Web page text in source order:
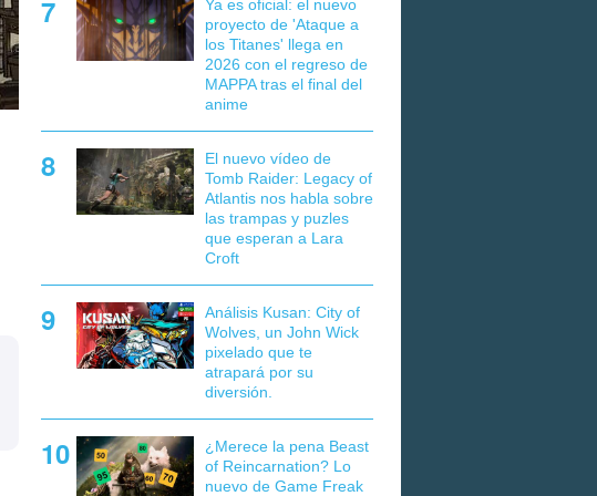
Ya es oficial: el nuevo
proyecto de 'Ataque a
los Titanes' llega en
2026 con el regreso de
MAPPA tras el final del
anime
El nuevo vídeo de
Tomb Raider: Legacy of
Atlantis nos habla sobre
las trampas y puzles
que esperan a Lara
Croft
Análisis Kusan: City of
Wolves, un John Wick
pixelado que te
atrapará por su
diversión.
¿Merece la pena Beast
of Reincarnation? Lo
nuevo de Game Freak